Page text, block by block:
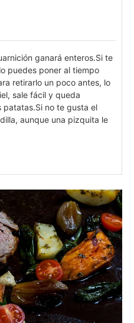
ganará enteros.Si te
puedes poner al tiempo
retirarlo un poco antes, lo
sale fácil y queda
patatas.Si no te gusta el
aunque una pizquita le